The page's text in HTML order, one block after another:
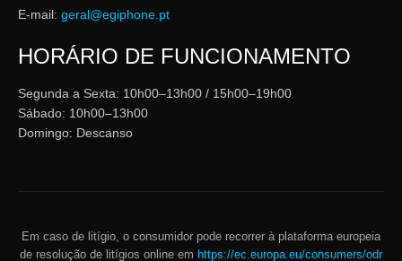
E-mail: geral@egiphone.pt
HORÁRIO DE FUNCIONAMENTO
Segunda a Sexta: 10h00–13h00 / 15h00–19h00
Sábado: 10h00–13h00
Domingo: Descanso
Em caso de litígio, o consumidor pode recorrer à plataforma europeia
de resolução de litígios online em https://ec.europa.eu/consumers/odr